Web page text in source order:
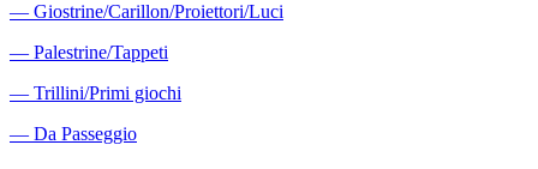
― Giostrine/Carillon/Proiettori/Luci
― Palestrine/Tappeti
― Trillini/Primi giochi
― Da Passeggio